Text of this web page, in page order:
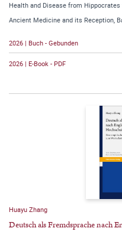
Health and Disease from Hippocrates
Ancient Medicine and its Reception,
2026 | Buch - Gebunden
2026 | E-Book - PDF
Huayu Zhang
Deutsch als Fremdsprache nach